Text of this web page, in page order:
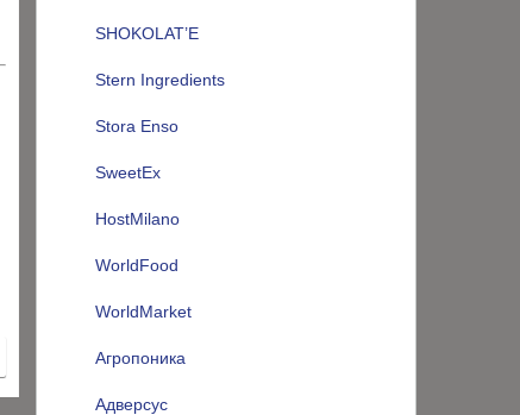
SHOKOLAT’E
Stern Ingredients
Stora Enso
SweetEx
HostMilano
WorldFood
WorldMarket
Агропоника
Адверсус